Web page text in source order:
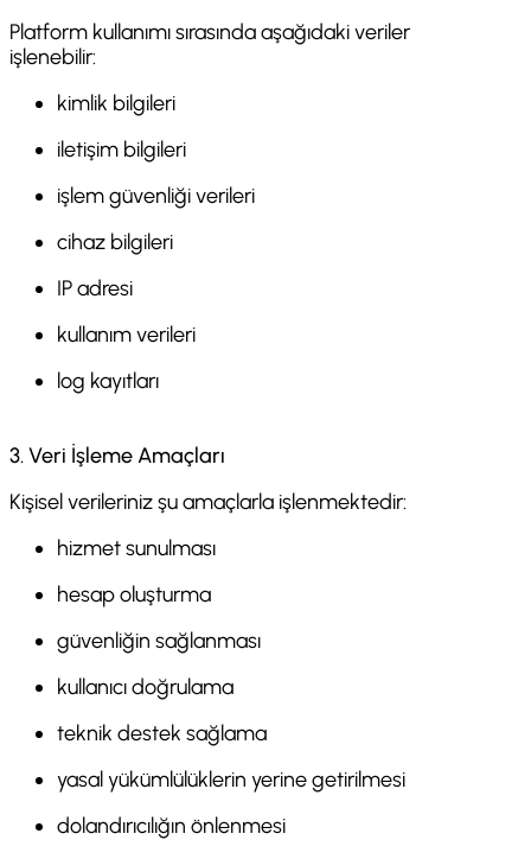
Platform kullanımı sırasında aşağıdaki veriler
işlenebilir:
kimlik bilgileri
iletişim bilgileri
işlem güvenliği verileri
cihaz bilgileri
IP adresi
kullanım verileri
log kayıtları
3. Veri İşleme Amaçları
Kişisel verileriniz şu amaçlarla işlenmektedir:
hizmet sunulması
hesap oluşturma
güvenliğin sağlanması
kullanıcı doğrulama
teknik destek sağlama
yasal yükümlülüklerin yerine getirilmesi
dolandırıcılığın önlenmesi